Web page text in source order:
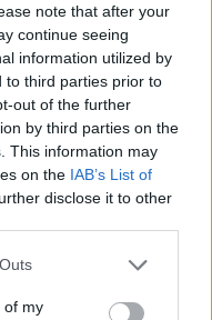
note that after your
continue seeing
information utilized by
to third parties prior to
out of the further
by third parties on the
This information may
on the IAB’s List of
disclose it to other
one or more Google
You may click to
of my
Σχολιασμένα
ταξιδιωτών από
τη Σένγκεν
45 φορές
πλαστικό μπουκάλι